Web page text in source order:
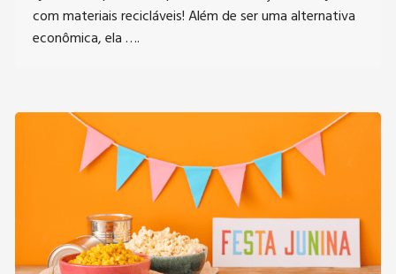
com materiais recicláveis! Além de ser uma alternativa
econômica, ela ….